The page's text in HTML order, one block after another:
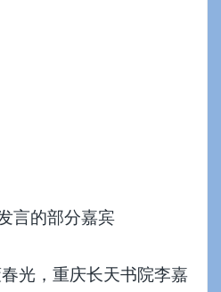
言的部分嘉宾
光，重庆长天书院李嘉